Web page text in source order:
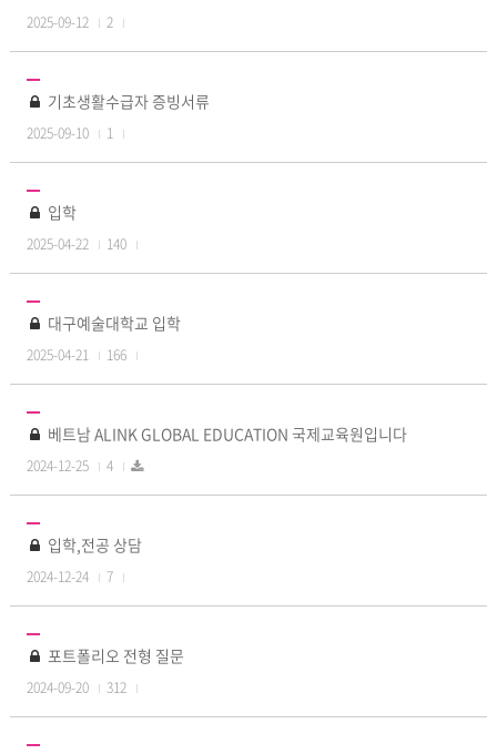
2025-09-12 2
기초생활수급자 증빙서류
2025-09-10 1
입학
2025-04-22 140
대구예술대학교 입학
2025-04-21 166
베트남 ALINK GLOBAL EDUCATION 국제교육원입니다
2024-12-25 4
입학,전공 상담
2024-12-24 7
포트폴리오 전형 질문
2024-09-20 312